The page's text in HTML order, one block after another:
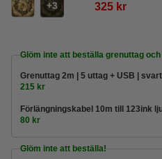
3 325 kr
Glöm inte att beställa grenuttag
Grenuttag 2m | 5 uttag + USB |
215 kr
Förlängningskabel 10m till 123ink
80 kr
Glöm inte att beställa!